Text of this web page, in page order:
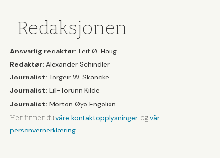
Redaksjonen
Ansvarlig redaktør: Leif Ø. Haug
Redaktør: Alexander Schindler
Journalist: Torgeir W. Skancke
Journalist: Lill-Torunn Kilde
Journalist: Morten Øye Engelien
Her finner duvåre kontaktopplysninger, ogvår
personvernerklæring.